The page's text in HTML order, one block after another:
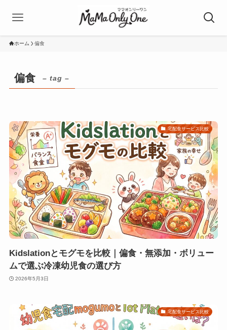
ホーム 偏食
偏食 – tag –
宅配食サービス比較
Kidslationとモグモを比較｜偏食・無添加・ボリュー
ムで選ぶ冷凍幼児食の選び方
2026年5月3日
宅配食サービス比較